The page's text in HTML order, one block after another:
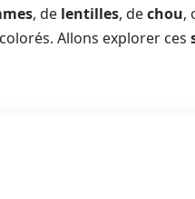
, de lentilles, dechou,
Allons explorer ces